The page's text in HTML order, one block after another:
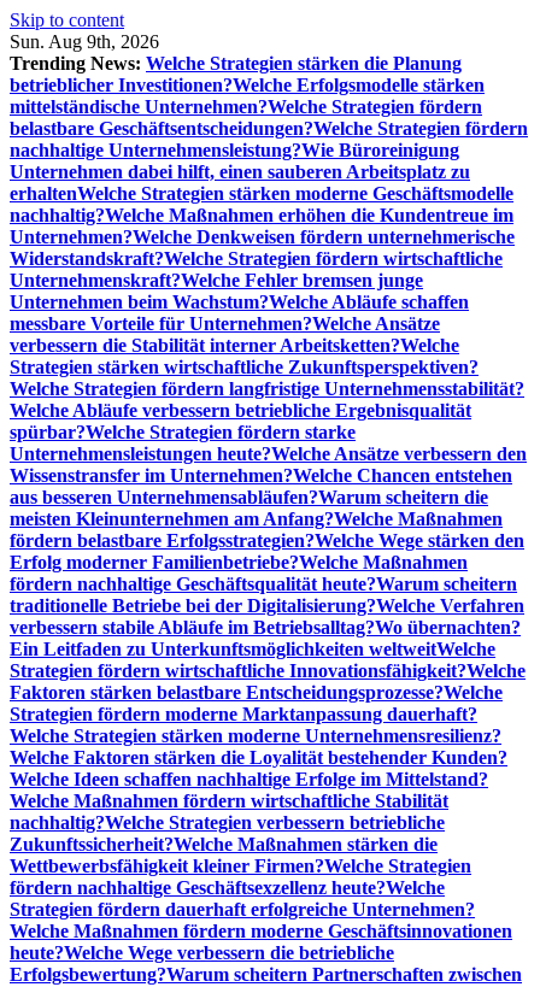
Skip to content
Sun. Aug 9th, 2026
Trending News: Welche Strategien stärken die Planung
betrieblicher Investitionen?Welche Erfolgsmodelle stärken
mittelständische Unternehmen?Welche Strategien fördern
belastbare Geschäftsentscheidungen?Welche Strategien fördern
nachhaltige Unternehmensleistung?Wie Büroreinigung
Unternehmen dabei hilft, einen sauberen Arbeitsplatz zu
erhaltenWelche Strategien stärken moderne Geschäftsmodelle
nachhaltig?Welche Maßnahmen erhöhen die Kundentreue im
Unternehmen?Welche Denkweisen fördern unternehmerische
Widerstandskraft?Welche Strategien fördern wirtschaftliche
Unternehmenskraft?Welche Fehler bremsen junge
Unternehmen beim Wachstum?Welche Abläufe schaffen
messbare Vorteile für Unternehmen?Welche Ansätze
verbessern die Stabilität interner Arbeitsketten?Welche
Strategien stärken wirtschaftliche Zukunftsperspektiven?
Welche Strategien fördern langfristige Unternehmensstabilität?
Welche Abläufe verbessern betriebliche Ergebnisqualität
spürbar?Welche Strategien fördern starke
Unternehmensleistungen heute?Welche Ansätze verbessern den
Wissenstransfer im Unternehmen?Welche Chancen entstehen
aus besseren Unternehmensabläufen?Warum scheitern die
meisten Kleinunternehmen am Anfang?Welche Maßnahmen
fördern belastbare Erfolgsstrategien?Welche Wege stärken den
Erfolg moderner Familienbetriebe?Welche Maßnahmen
fördern nachhaltige Geschäftsqualität heute?Warum scheitern
traditionelle Betriebe bei der Digitalisierung?Welche Verfahren
verbessern stabile Abläufe im Betriebsalltag?Wo übernachten?
Ein Leitfaden zu Unterkunftsmöglichkeiten weltweitWelche
Strategien fördern wirtschaftliche Innovationsfähigkeit?Welche
Faktoren stärken belastbare Entscheidungsprozesse?Welche
Strategien fördern moderne Marktanpassung dauerhaft?
Welche Strategien stärken moderne Unternehmensresilienz?
Welche Faktoren stärken die Loyalität bestehender Kunden?
Welche Ideen schaffen nachhaltige Erfolge im Mittelstand?
Welche Maßnahmen fördern wirtschaftliche Stabilität
nachhaltig?Welche Strategien verbessern betriebliche
Zukunftssicherheit?Welche Maßnahmen stärken die
Wettbewerbsfähigkeit kleiner Firmen?Welche Strategien
fördern nachhaltige Geschäftsexzellenz heute?Welche
Strategien fördern dauerhaft erfolgreiche Unternehmen?
Welche Maßnahmen fördern moderne Geschäftsinnovationen
heute?Welche Wege verbessern die betriebliche
Erfolgsbewertung?Warum scheitern Partnerschaften zwischen